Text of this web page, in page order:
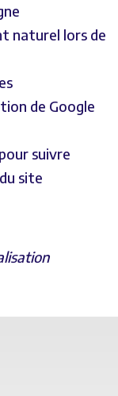
naturel lors de
de Google
suivre
site